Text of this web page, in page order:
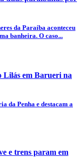
da Paraíba aconteceu
banheira. O caso...
Lilás em Barueri na
da Penha e destacam a
e trens param em